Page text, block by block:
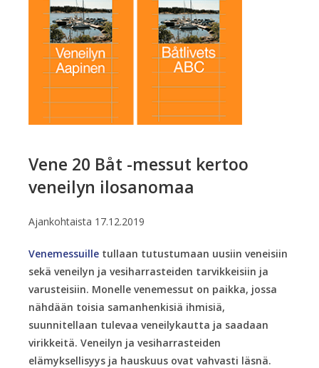
Vene 20 Båt -messut kertoo
veneilyn ilosanomaa
Ajankohtaista 17.12.2019
Venemessuille tullaan tutustumaan uusiin veneisiin
sekä veneilyn ja vesiharrasteiden tarvikkeisiin ja
varusteisiin. Monelle venemessut on paikka, jossa
nähdään toisia samanhenkisiä ihmisiä,
suunnitellaan tulevaa veneilykautta ja saadaan
virikkeitä. Veneilyn ja vesiharrasteiden
elämyksellisyys ja hauskuus ovat vahvasti läsnä.